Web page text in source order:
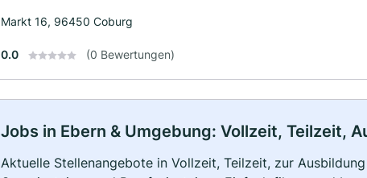
Markt 16, 96450 Coburg
0.0 (0 Bewertungen)
Jobs in Ebern & Umgebung: Vollzeit, Teilzeit,
Aktuelle Stellenangebote in Vollzeit, Teilzeit, zur